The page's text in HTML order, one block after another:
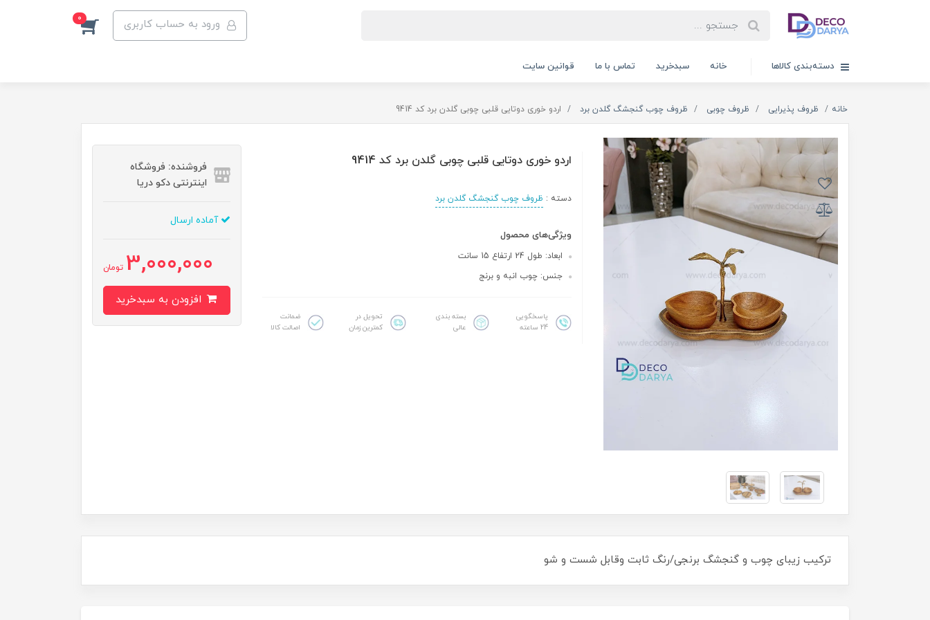
ورود به حساب کاربری 0
دسته‌بندی کالاها خانه سبدخرید تماس با ما قوانین سایت
خانه ظروف پذیرایی ظروف چوبی ظروف چوب گنجشگ گلدن برد اردو خوری دوتایی قلبی چوبی گلدن برد کد 9414
اردو خوری دوتایی قلبی چوبی گلدن برد کد 9414
دسته : ظروف چوب گنجشگ گلدن برد
ویژگی‌های محصول
ابعاد: طول 24 ارتفاع 15 سانت
جنس: چوب انبه و برنج
پاسخگویی
24 ساعته
بسته بندی
عالی
تحویل در
کمترین زمان
ضمانت
اصالت کالا
فروشنده: فروشگاه
اینترنتی دکو دریا
آماده ارسال
3,000,000 تومان
ترکیب زیبای چوب و گنجشگ برنجی/رنگ ثابت وقابل شست و شو